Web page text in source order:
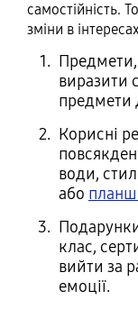
самостійність.
зміни в
виразити
предмети
Корисні
води,
або
клас,
вийти за
емоції.